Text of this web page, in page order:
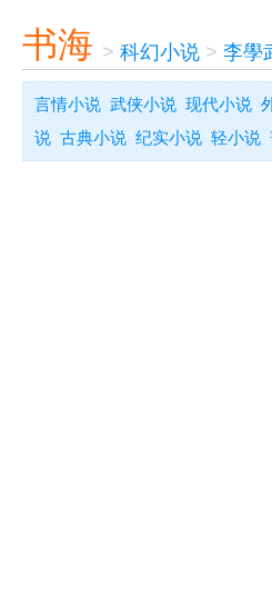
书海 > 科幻小说 > 李學
言情小说 武侠小说 现代小说
说 古典小说 纪实小说 轻小说